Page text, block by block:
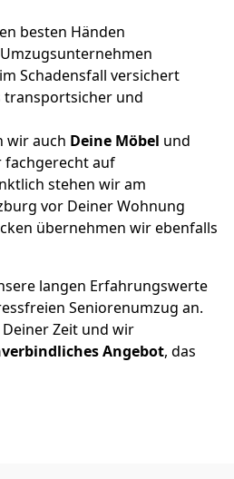
besten Händen
Schadensfall versichert
transportsicher und
wir auch Deine Möbel und
fachgerecht auf
stehen wir am
vor Deiner Wohnung
übernehmen wir ebenfalls
langen Erfahrungswerte
Seniorenumzug an.
Zeit und wir
Angebot, das